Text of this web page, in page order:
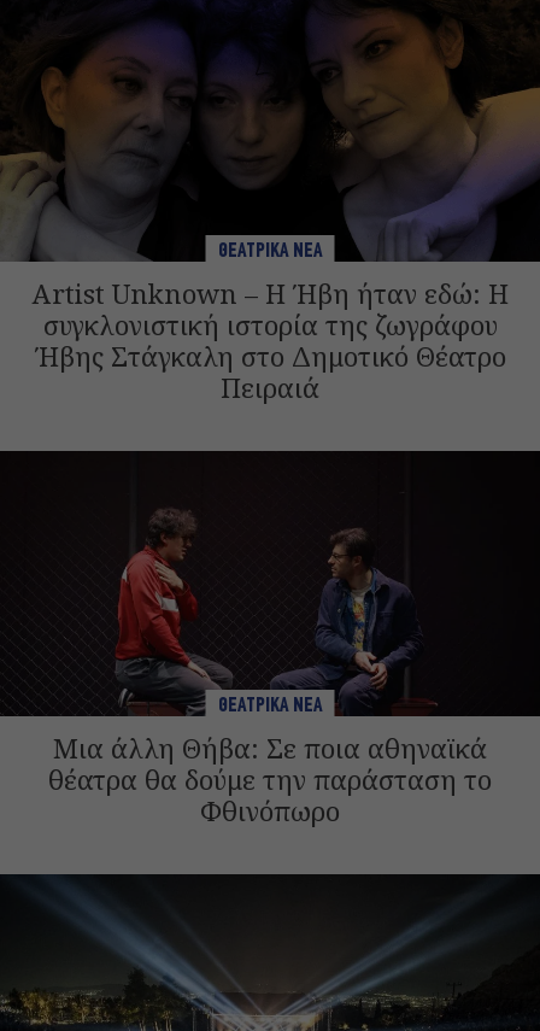
ΘΕΑΤΡΙΚΑ ΝΕΑ
Artist Unknown – Η Ήβη ήταν εδώ: Η
συγκλονιστική ιστορία της ζωγράφου
Ήβης Στάγκαλη στο Δημοτικό Θέατρο
Πειραιά
ΘΕΑΤΡΙΚΑ ΝΕΑ
Μια άλλη Θήβα: Σε ποια αθηναϊκά
θέατρα θα δούμε την παράσταση το
Φθινόπωρο